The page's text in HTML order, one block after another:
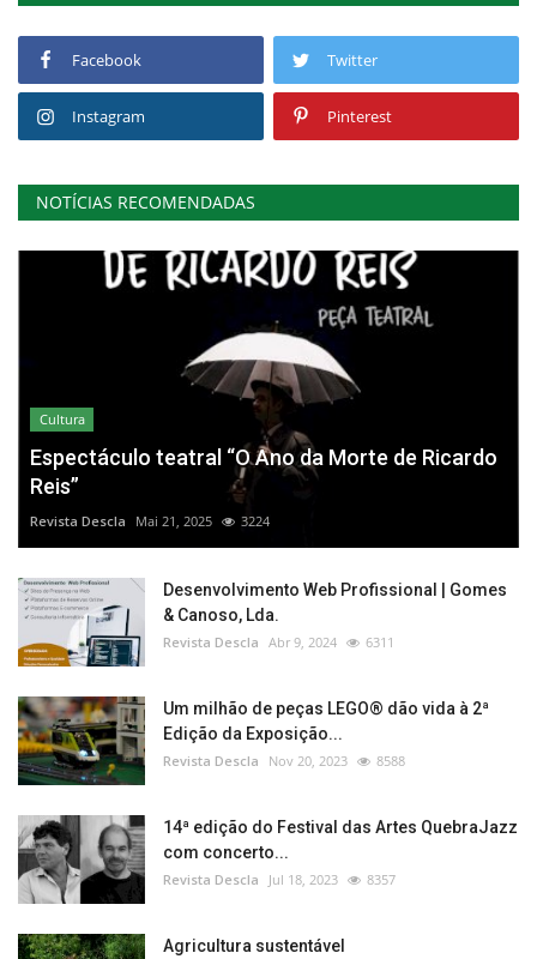
Facebook Twitter
Instagram Pinterest
NOTÍCIAS RECOMENDADAS
Cultura
Espectáculo teatral “O Ano da Morte de Ricardo
Reis”
Revista Descla Mai 21, 2025 3224
Desenvolvimento Web Profissional | Gomes
& Canoso, Lda.
Revista Descla Abr 9, 2024 6311
Um milhão de peças LEGO® dão vida à 2ª
Edição da Exposição...
Revista Descla Nov 20, 2023 8588
14ª edição do Festival das Artes QuebraJazz
com concerto...
Revista Descla Jul 18, 2023 8357
Agricultura sustentável